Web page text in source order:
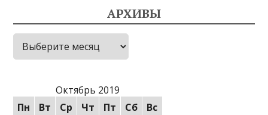
АРХИВЫ
Архивы
Октябрь 2019
Пн
Вт Ср Чт Пт Сб
Вс